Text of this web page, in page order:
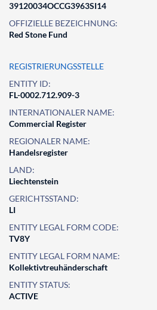
39120034OCCG3963SI14
OFFIZIELLE BEZEICHNUNG:
Red Stone Fund
REGISTRIERUNGSSTELLE
ENTITY ID:
FL-0002.712.909-3
INTERNATIONALER NAME:
Commercial Register
REGIONALER NAME:
Handelsregister
LAND:
Liechtenstein
GERICHTSSTAND:
LI
ENTITY LEGAL FORM CODE:
TV8Y
ENTITY LEGAL FORM NAME:
Kollektivtreuhänderschaft
ENTITY STATUS:
ACTIVE